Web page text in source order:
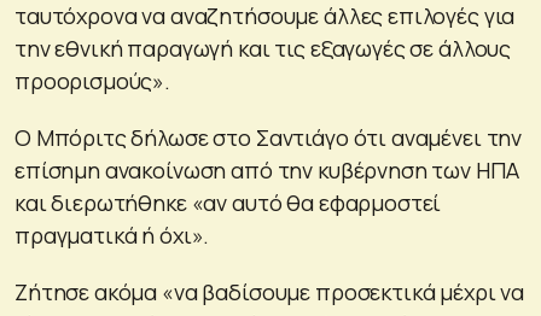
ταυτόχρονα να αναζητήσουμε άλλες επιλογές για
την εθνική παραγωγή και τις εξαγωγές σε άλλους
προορισμούς».
Ο Μπόριτς δήλωσε στο Σαντιάγο ότι αναμένει την
επίσημη ανακοίνωση από την κυβέρνηση των ΗΠΑ
και διερωτήθηκε «αν αυτό θα εφαρμοστεί
πραγματικά ή όχι».
Ζήτησε ακόμα «να βαδίσουμε προσεκτικά μέχρι να